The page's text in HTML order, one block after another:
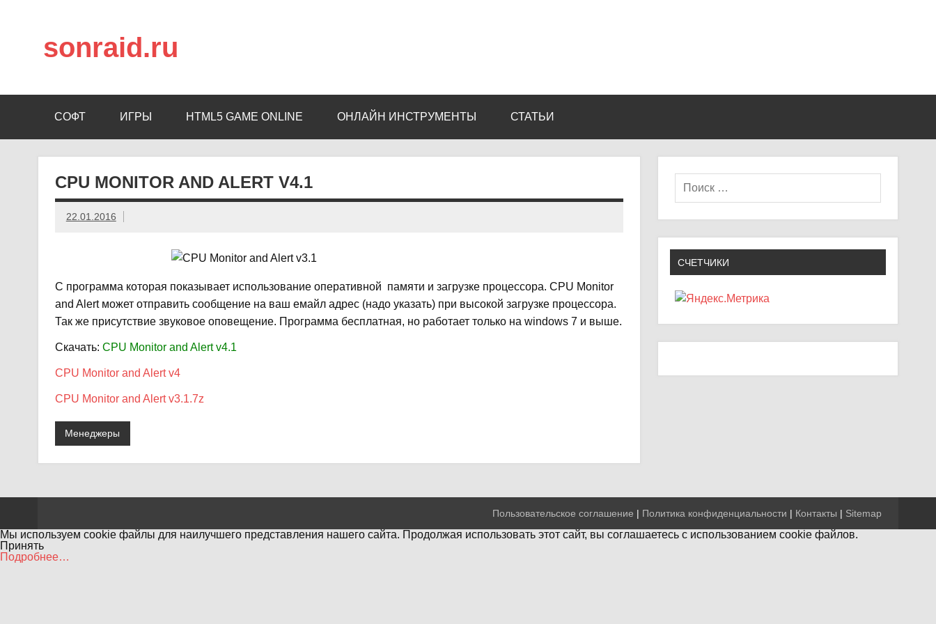
sonraid.ru
СОФТ ИГРЫ HTML5 GAME ONLINE ОНЛАЙН ИНСТРУМЕНТЫ СТАТЬИ
CPU MONITOR AND ALERT V4.1
22.01.2016
С программа которая показывает использование оперативной памяти и загрузке процессора. CPU Monitor
and Alert может отправить сообщение на ваш емайл адрес (надо указать) при высокой загрузке процессора.
Так же присутствие звуковое оповещение. Программа бесплатная, но работает только на windows 7 и выше.
Скачать: CPU Monitor and Alert v4.1
CPU Monitor and Alert v4
CPU Monitor and A lert v3.1.7z
Менеджеры
СЧЕТЧИКИ
Пользовательское соглашение | Политика конфиденциальности | Контакты | Sitemap
Мы используем cookie файлы для наилучшего представления нашего сайта. Продолжая использовать этот сайт, вы соглашаетесь с использованием cookie файлов.
Принять
Подробнее…